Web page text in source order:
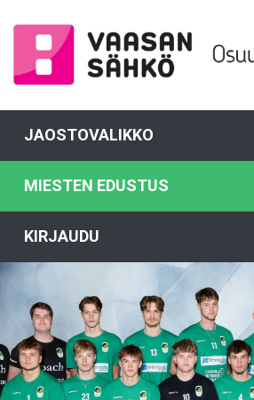
JAOSTOVALIKKO
MIESTEN EDUSTUS
KIRJAUDU